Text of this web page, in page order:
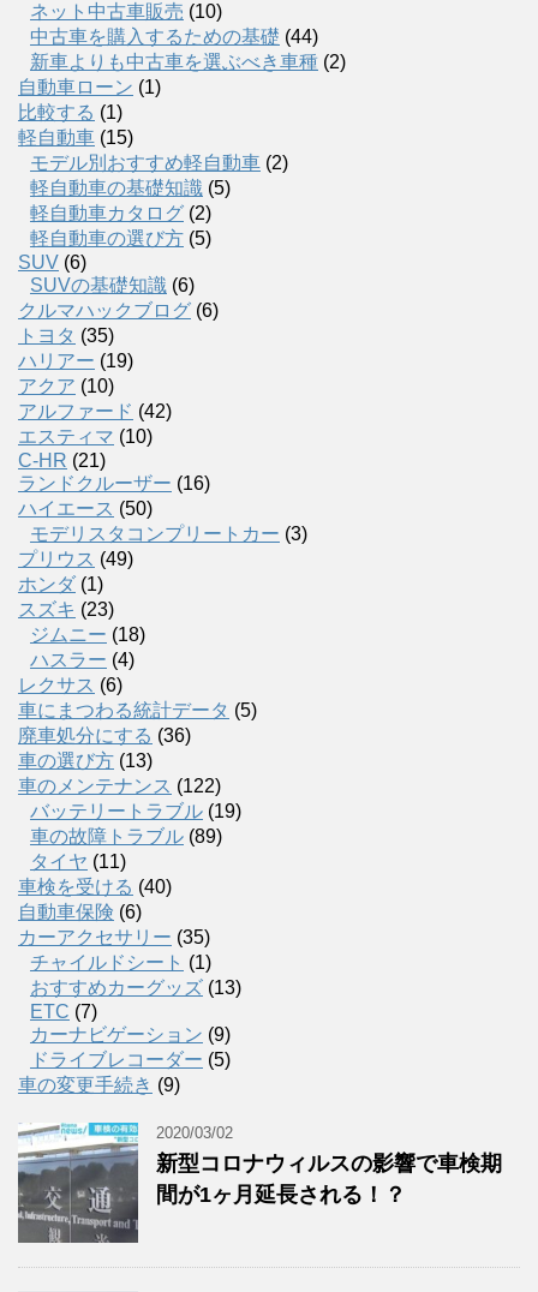
ネット中古車販売 (10)
中古車を購入するための基礎 (44)
新車よりも中古車を選ぶべき車種 (2)
自動車ローン (1)
比較する (1)
軽自動車 (15)
モデル別おすすめ軽自動車 (2)
軽自動車の基礎知識 (5)
軽自動車カタログ (2)
軽自動車の選び方 (5)
SUV (6)
SUVの基礎知識 (6)
クルマハックブログ (6)
トヨタ (35)
ハリアー (19)
アクア (10)
アルファード (42)
エスティマ (10)
C-HR (21)
ランドクルーザー (16)
ハイエース (50)
モデリスタコンプリートカー (3)
プリウス (49)
ホンダ (1)
スズキ (23)
ジムニー (18)
ハスラー (4)
レクサス (6)
車にまつわる統計データ (5)
廃車処分にする (36)
車の選び方 (13)
車のメンテナンス (122)
バッテリートラブル (19)
車の故障トラブル (89)
タイヤ (11)
車検を受ける (40)
自動車保険 (6)
カーアクセサリー (35)
チャイルドシート (1)
おすすめカーグッズ (13)
ETC (7)
カーナビゲーション (9)
ドライブレコーダー (5)
車の変更手続き (9)
2020/03/02
新型コロナウィルスの影響で車検期
間が1ヶ月延長される！？